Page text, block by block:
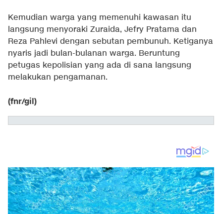
Kemudian warga yang memenuhi kawasan itu
langsung menyoraki Zuraida, Jefry Pratama dan
Reza Pahlevi dengan sebutan pembunuh. Ketiganya
nyaris jadi bulan-bulanan warga. Beruntung
petugas kepolisian yang ada di sana langsung
melakukan pengamanan.
(fnr/gil)